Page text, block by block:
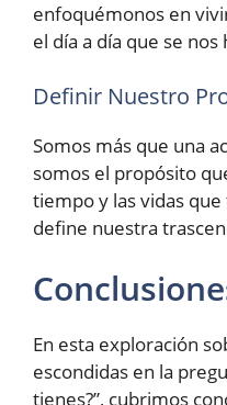
enfoquémonos en
el día a día que se nos
Definir Nuestro
Somos más que una
somos el propósito
tiempo y las vidas
define nuestra
En esta exploración
escondidas en la
tienes?”, cubrimos